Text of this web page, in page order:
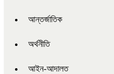
আন্তর্জাতিক
অর্থনীতি
আইন-আদালত